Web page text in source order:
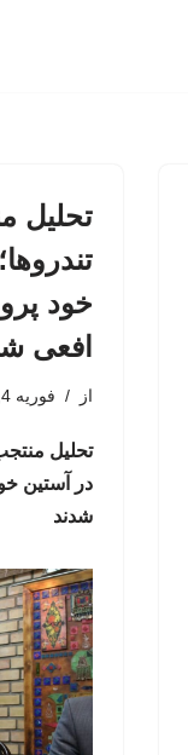
تحلیل
خود
افعی
از فوریه 4, 2026
تحلیل
در آستین
شدند